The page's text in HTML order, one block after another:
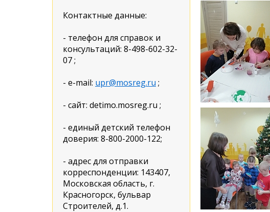
Контактные данные:
- телефон для справок и
консультаций: 8-498-602-32-
07 ;
- e-mail: upr@mosreg.ru ;
- сайт: detimo.mosreg.ru ;
- единый детский телефон
доверия: 8-800-2000-122;
- адрес для отправки
корреспонденции: 143407,
Московская область, г.
Красногорск, бульвар
Строителей, д.1.